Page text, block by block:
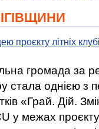
проєкту літніх
громада за
стала однією
«Грай. Дій.
у межах